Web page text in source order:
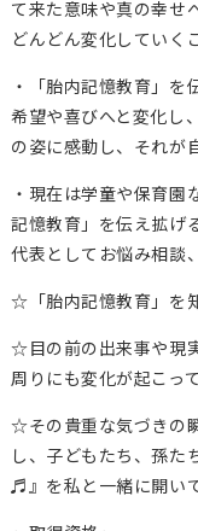
て来た意味や真の幸せ
どんどん変化していく
・「胎内記憶教育」を
希望や喜びへと変化し
の姿に感動し、それが
・現在は学童や保育
記憶教育」を伝え拡げ
代表としてお悩み相談
☆「胎内記憶教育」を
☆目の前の出来事や現
周りにも変化が起こっ
☆その貴重な気づきの
し、子どもたち、孫た
♬』を私と一緒に開い